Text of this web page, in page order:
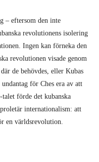
– eftersom den inte
revolutionens isolering
Ingen kan förneka den
revolutionen visade genom
de behövdes, eller Kubas
för Ches era av att
talet förde det kubanska
internationalism: att
en världsrevolution.